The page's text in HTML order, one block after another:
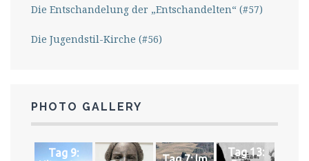
Die Entschandelung der „Entschandelten“ (#57)
Die Jugendstil-Kirche (#56)
PHOTO GALLERY
Tag 9:
Tag 13: